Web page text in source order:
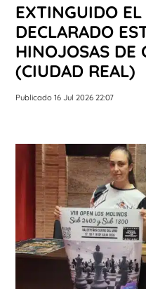
EXTINGUIDO
DECLARADO
HINOJOSAS DE
(CIUDAD REAL)
Publicado 16 Jul 2026 22:07